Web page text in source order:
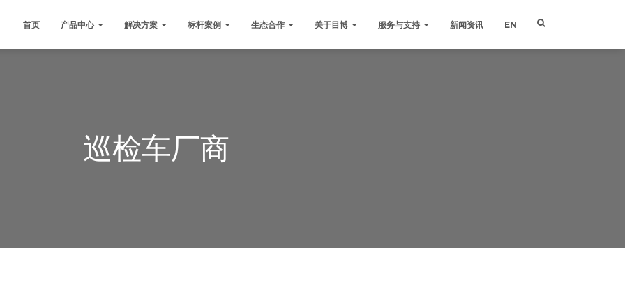
首页 产品中心 解决方案 标杆案例 生态合作 关于目博 服务与支持 新闻资讯 EN
巡检车厂商